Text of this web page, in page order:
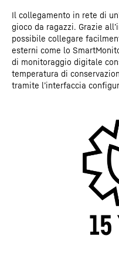
Il collegamento in rete di
gioco da ragazzi. Grazie
possibile collegare
esterni come lo
di monitoraggio digitale
temperatura di
tramite l’interfaccia